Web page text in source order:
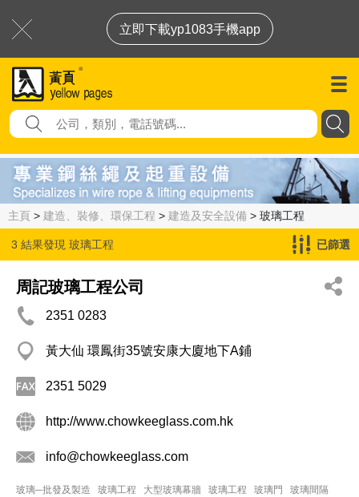
立即下載yp1083手機app
主頁 > 建造、裝修、環保工程 > 建造及安全設備 > 玻璃工程
3 結果發現 玻璃工程 已篩選
周記玻璃工程公司
2351 0283
黃大仙 環鳳街35號安康大廈地下A鋪
2351 5029
http://www.chowkeeglass.com.hk
info@chowkeeglass.com
玻璃─批發及製造 玻璃工程 大型玻璃幕牆 玻璃工程 玻璃門
玻璃間隔